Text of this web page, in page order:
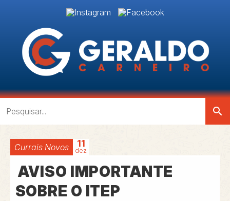
search
Currais Novos 11
dez
AVISO IMPORTANTE
SOBRE O ITEP